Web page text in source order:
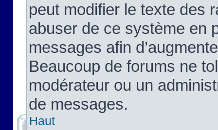
peut modifier le texte des
abuser de ce système en
messages afin
Beaucoup de forums ne
modérateur ou un
de messages.
Haut